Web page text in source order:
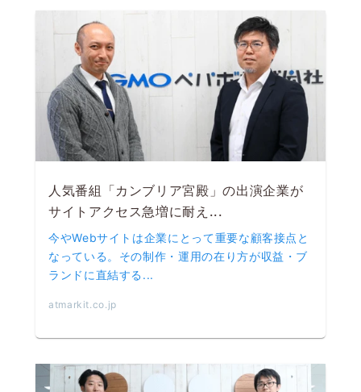
人気番組「カンブリア宮殿」の出演企業が
サイトアクセス急増に耐え...
今やWebサイトは企業にとって重要な顧客接点と
なっている。その制作・運用の在り方が収益・ブ
ランドに直結する...
atmarkit.co.jp